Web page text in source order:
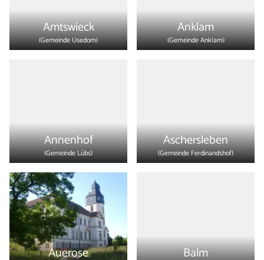
Amtswieck
(GemeindeUsedom)
Anklam
(GemeindeAnklam)
Annenhof
(GemeindeLübs)
Aschersleben
(GemeindeFerdinandshof)
Auerose Balm